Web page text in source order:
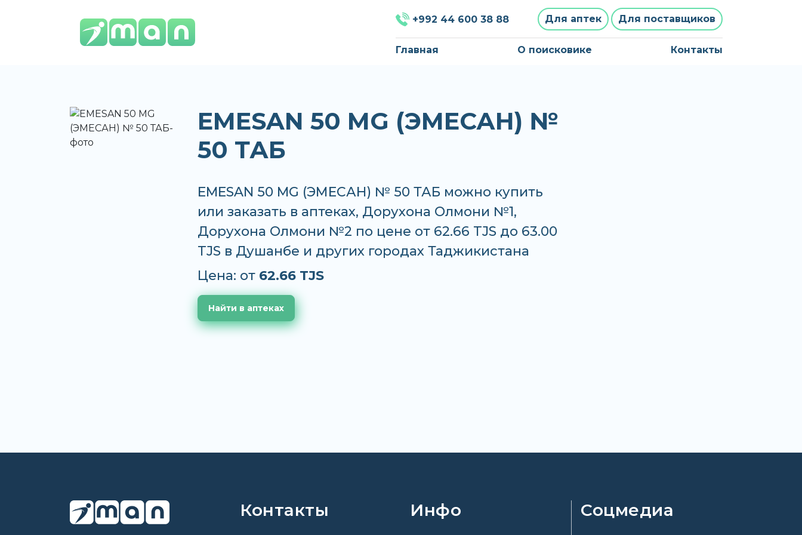
+992 44 600 38 88 Для аптек Для поставщиков
Главная О поисковике Контакты
EMESAN 50 MG (ЭМЕСАН) №
50 ТАБ
EMESAN 50 MG (ЭМЕСАН) № 50 ТАБ можно купить
или заказать в аптеках, Дорухона Олмони №1,
Дорухона Олмони №2 по цене от 62.66 TJS до 63.00
TJS в Душанбе и других городах Таджикистана
Цена: от 62.66 TJS
Найти в аптеках
Контакты Инфо Соцмедиа